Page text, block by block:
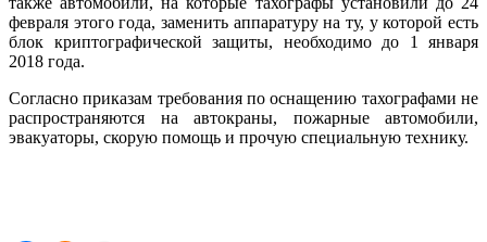
февраля этого года, заменить аппаратуру на ту, у которой есть
блок криптографической защиты, необходимо до 1 января
2018 года.
Согласно приказам требования по оснащению тахографами не
распространяются на автокраны, пожарные автомобили,
эвакуаторы, скорую помощь и прочую специальную технику.